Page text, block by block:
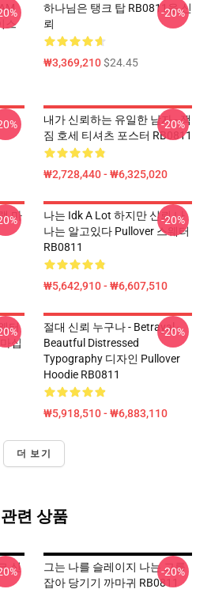
스
하나님은 탱크 탑 RB0811을 신
뢰
₩3,369,210$24.45
-20%
내가 신뢰하는 유일한 남자 - 잭
짐 호세 티셔츠 포스터 RB0811
₩2,728,440 - ₩6,325,020
-20%
마
나는 Idk A Lot 하지만 신뢰 나
나는 알고있다 Pullover 스웨터
RB0811
₩5,642,910 - ₩6,607,510
-20%
터
십
절대 신뢰 누구나 - Betrayal -
Beautful Distressed
Typography 디자인 Pullover
Hoodie RB0811
₩5,918,510 - ₩6,883,110
-20%
더 보기
관련 상품
신
그는 나를 슬레이지 나는 그를
잡아 당기기 까마귀 RB0811
-20%